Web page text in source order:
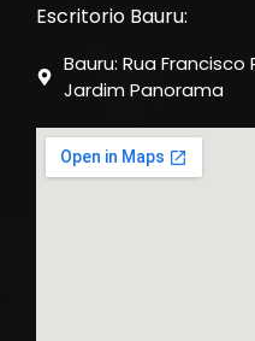
Escritorio Bauru:
Bauru: Rua
Jardim Panorama